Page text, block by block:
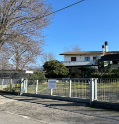
CHI
SIAMO
IMMOBILI
SERVIZI
Vendita
Affitto
Scegli
dove
cercare